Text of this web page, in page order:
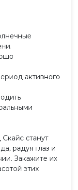
активного
станут
радуя глаз и
Закажите их
этих